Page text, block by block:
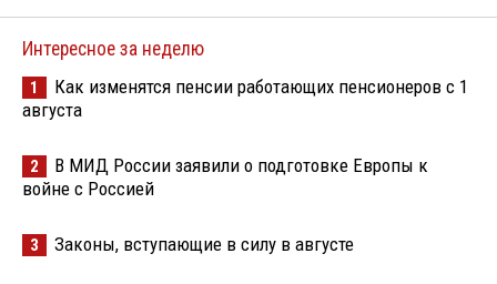
Интересное за неделю
1
Как изменятся пенсии работающих пенсионеров с 1
августа
2
В МИД России заявили о подготовке Европы к
войне с Россией
3 Законы, вступающие в силу в августе